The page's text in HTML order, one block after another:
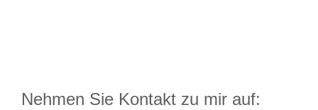
Nehmen Sie Kontakt zu mir auf: